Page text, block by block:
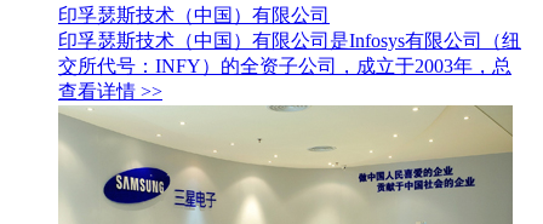
印孚瑟斯技术（中国）有限公司
印孚瑟斯技术（中国）有限公司是Infosys有限公司（纽
交所代号：INFY）的全资子公司，成立于2003年，总
查看详情 >>